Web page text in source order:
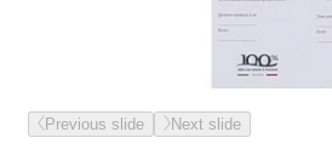
Previous slide Next slide